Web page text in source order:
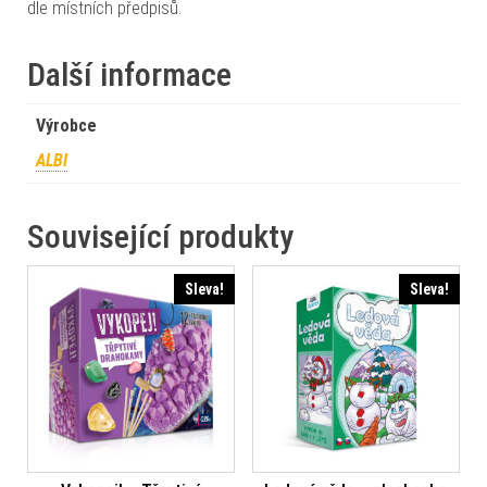
dle místních předpisů.
Další informace
Výrobce
ALBI
Související produkty
Sleva! Sleva!